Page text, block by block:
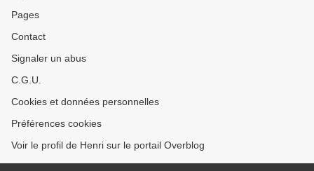
Pages
Contact
Signaler un abus
C.G.U.
Cookies et données personnelles
Préférences cookies
Voir le profil de Henri sur le portail Overblog